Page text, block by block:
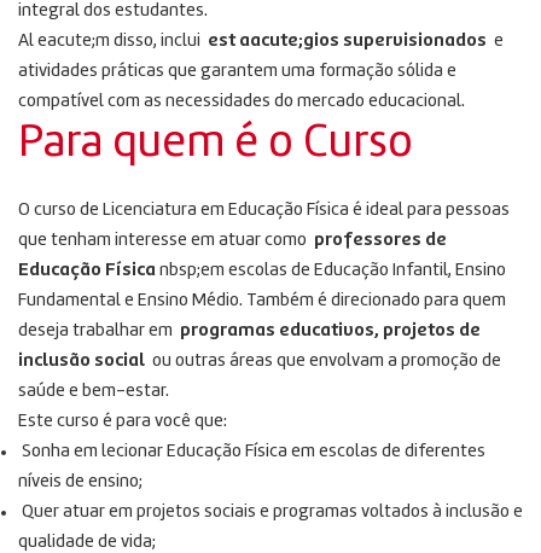
integral dos estudantes.
Al eacute;m disso, inclui est aacute;gios supervisionados e
atividades práticas que garantem uma formação sólida e
compatível com as necessidades do mercado educacional.
Para quem é o Curso
O curso de Licenciatura em Educação Física é ideal para pessoas
que tenham interesse em atuar como professores de
Educação Física nbsp;em escolas de Educação Infantil, Ensino
Fundamental e Ensino Médio. Também é direcionado para quem
deseja trabalhar em programas educativos, projetos de
inclusão social ou outras áreas que envolvam a promoção de
saúde e bem-estar.
Este curso é para você que:
Sonha em lecionar Educação Física em escolas de diferentes
níveis de ensino;
Quer atuar em projetos sociais e programas voltados à inclusão e
qualidade de vida;